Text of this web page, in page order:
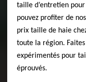
taille d’entretien
pouvez profiter de
prix taille de haie
toute la région.
expérimentés pour
éprouvés.